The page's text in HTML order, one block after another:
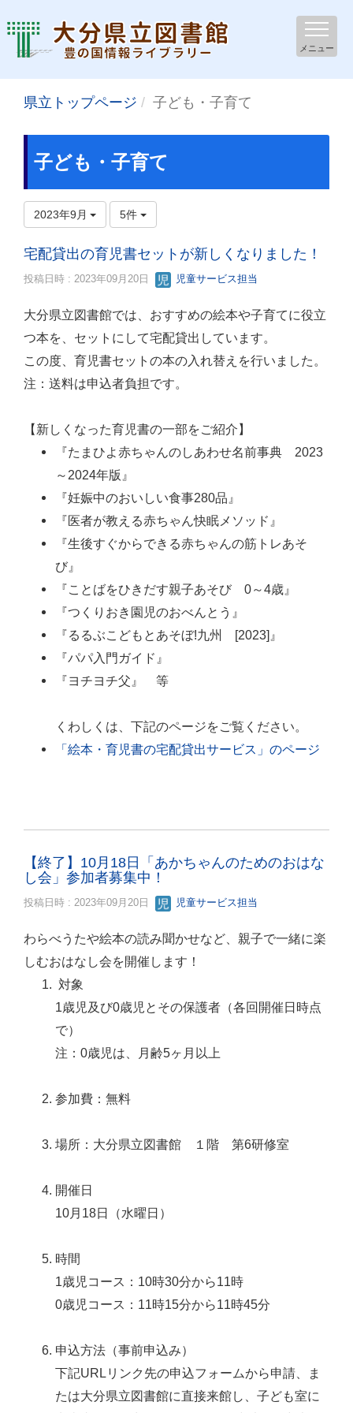
メニュー
県立トップページ 子ども・子育て
子ども・子育て
2023年9月 5件
宅配貸出の育児書セットが新しくなりました！
投稿日時 : 2023年09月20日 児童サービス担当
大分県立図書館では、おすすめの絵本や子育てに役立
つ本を、セットにして宅配貸出しています。
この度、育児書セットの本の入れ替えを行いました。
注：送料は申込者負担です。
【新しくなった育児書の一部をご紹介】
『たまひよ赤ちゃんのしあわせ名前事典 2023
～2024年版』
『妊娠中のおいしい食事280品』
『医者が教える赤ちゃん快眠メソッド』
『生後すぐからできる赤ちゃんの筋トレあそ
び』
『ことばをひきだす親子あそび 0～4歳』
『つくりおき園児のおべんとう』
『るるぶこどもとあそぼ!九州 [2023]』
『パパ入門ガイド』
『ヨチヨチ父』 等
くわしくは、下記のページをご覧ください。
「絵本・育児書の宅配貸出サービス」のページ
【終了】10月18日「あかちゃんのためのおはな
し会」参加者募集中！
投稿日時 : 2023年09月20日 児童サービス担当
わらべうたや絵本の読み聞かせなど、親子で一緒に楽
しむおはなし会を開催します！
対象
1歳児及び0歳児とその保護者（各回開催日時点
で）
注：0歳児は、月齢5ヶ月以上
参加費：無料
場所：大分県立図書館 １階 第6研修室
開催日
10月18日（水曜日）
時間
1歳児コース：10時30分から11時
0歳児コース：11時15分から11時45分
申込方法（事前申込み）
下記URLリンク先の申込フォームから申請、ま
たは大分県立図書館に直接来館し、子ども室に